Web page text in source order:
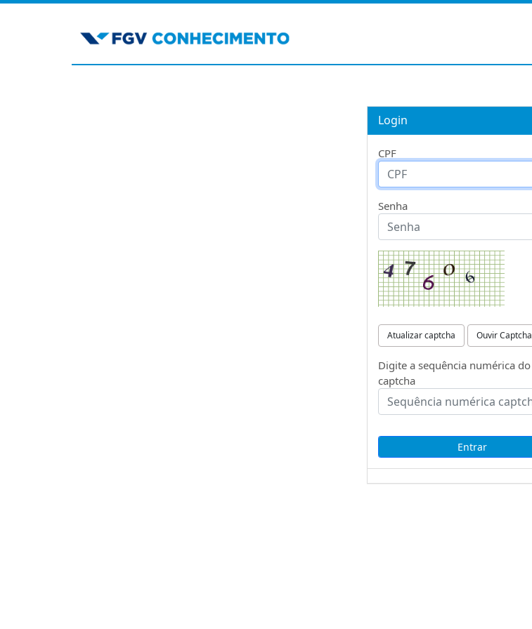
Login
CPF
Senha
Atualizar captcha Ouvir Captcha
Digite a sequência numérica do
captcha